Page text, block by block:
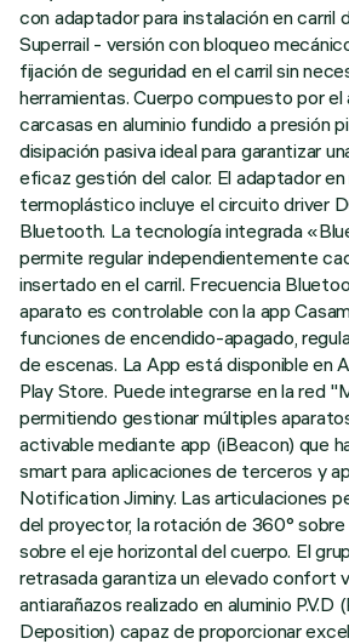
con adaptador para instalación en carril
Superrail - versión con bloqueo
fijación de seguridad en el carril sin
herramientas. Cuerpo compuesto por
carcasas en aluminio fundido a presión
disipación pasiva ideal para garantizar
eficaz gestión del calor. El adaptador
termoplástico incluye el circuito driver
Bluetooth. La tecnología integrada
permite regular independientemente
insertado en el carril. Frecuencia
aparato es controlable con la app
funciones de encendido-apagado,
de escenas. La App está disponible en
Play Store. Puede integrarse en la red
permitiendo gestionar múltiples
activable mediante app (iBeacon) que
smart para aplicaciones de terceros y
Notification Jiminy. Las articulaciones
del proyector, la rotación de 360°
sobre el eje horizontal del cuerpo. El
retrasada garantiza un elevado confort
antiarañazos realizado en aluminio P.V.D
Deposition) capaz de proporcionar